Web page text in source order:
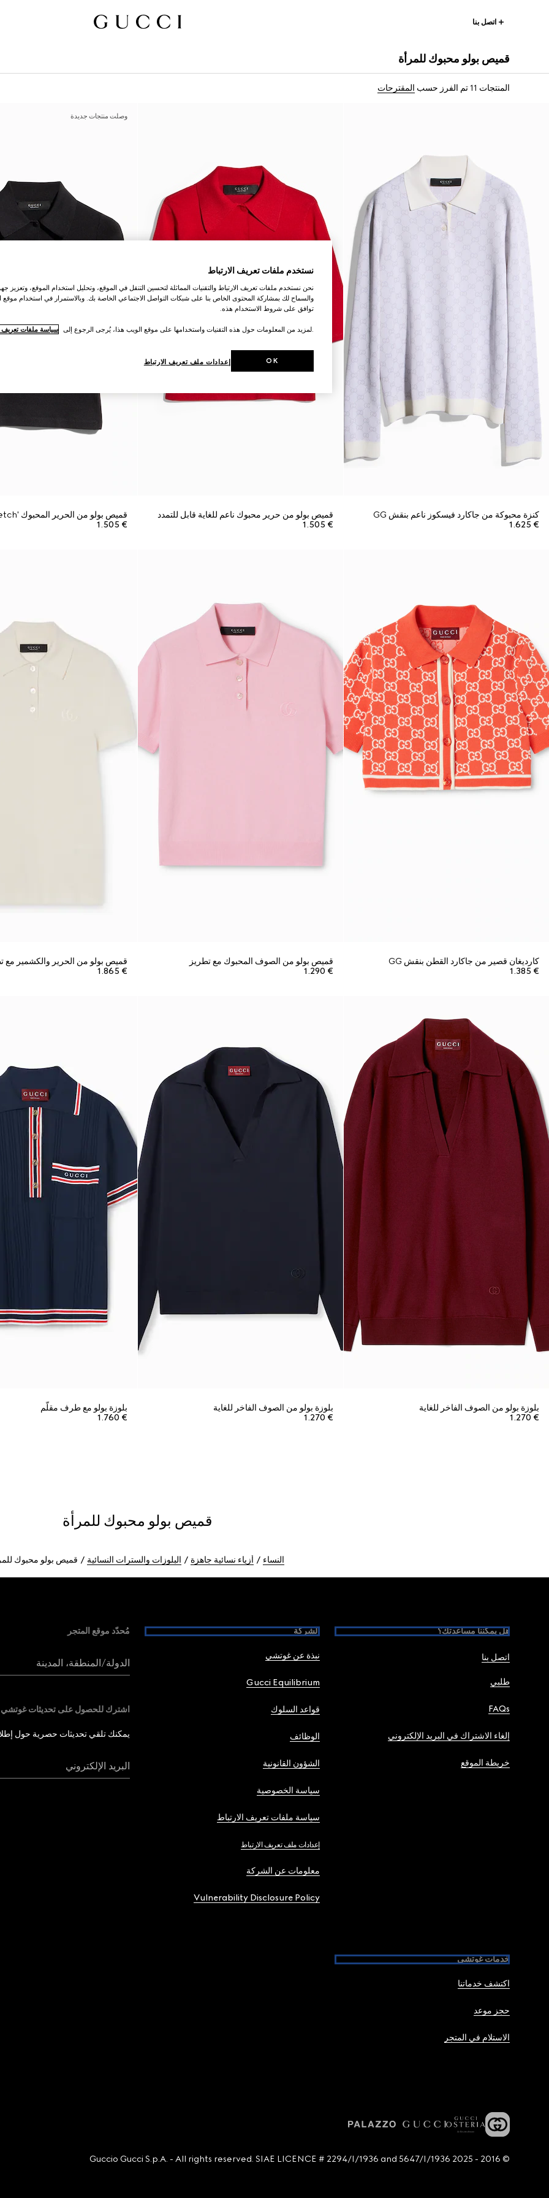
اتصل بنا
قميص بولو محبوك للمرأة
المنتجات 11 تم الفرز حسب المقترحات
كنزة محبوكة من جاكارد فيسكوز ناعم بنقش GG
€ 1.625
قميص بولو من حرير محبوك ناعم للغاية قابل للتمدد
€ 1.505
وصلت منتجات جديدة
قميص بولو من الحرير المحبوك 'Stretch' مع تطريز
€ 1.505
كارديغان قصير من جاكارد القطن بنقش GG
€ 1.385
قميص بولو من الصوف المحبوك مع تطريز
€ 1.290
قميص بولو من الحرير والكشمير مع
€ 1.865
بلوزة بولو من الصوف الفاخر للغاية
€ 1.270
بلوزة بولو من الصوف الفاخر للغاية
€ 1.270
بلوزة بولو مع طرف مقلّم
€ 1.760
قميص بولو محبوك للمرأة
النساء أزياء نسائية جاهزة البلوزات والسترات النسائية قميص بولو محبوك
هل يمكننا مساعدتك؟
اتصل بنا
طلبي
FAQs
إلغاء الاشتراك في البريد الإلكتروني
خريطة الموقع
الشركة
نبذة عن غوتشي
Gucci Equilibrium
قواعد السلوك
الوظائف
الشؤون القانونية
سياسة الخصوصية
سياسة ملفات تعريف الارتباط
إعدادات ملف تعريف الارتباط
معلومات عن الشركة
Vulnerability Disclosure Policy
خدمات غوتشي
اكتشف خدماتنا
حجز موعد
الاستلام في المتجر
مُحدّد موقع المتجر
الدولة/المنطقة، المدينة
اشترك للحصول على تحديثات غوتشي
يمكنك تلقي تحديثات حصرية حول
البريد الإلكتروني
© 2016 - 2025 Guccio Gucci S.p.A. - All rights reserved. SIAE LICENCE # 2294/I/1936 and 5647/I/1936
نستخدم ملفات تعريف الارتباط
نحن نستخدم ملفات تعريف الارتباط والتقنيات المماثلة لتحسين التنقل في الموقع، وتحليل استخدام الموقع، وتعزيز
والسماح لك بمشاركة المحتوى الخاص بنا على شبكات التواصل الاجتماعي الخاصة بك. وبالاستمرار في استخدام موقع
توافق على شروط الاستخدام هذه.
.لمزيد من المعلومات حول هذه التقنيات واستخدامها على موقع الويب هذا، يُرجى الرجوع إلى سياسة ملفات تعريف
إعدادات ملف تعريف الارتباط OK